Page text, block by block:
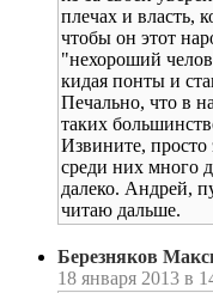
плечах и власть,
чтобы он этот
"нехороший
кидая понты и
Печально, что в
таких
Извините, просто
среди них много
далеко. Андрей,
читаю дальше.
Березняков
18 января 2013 в